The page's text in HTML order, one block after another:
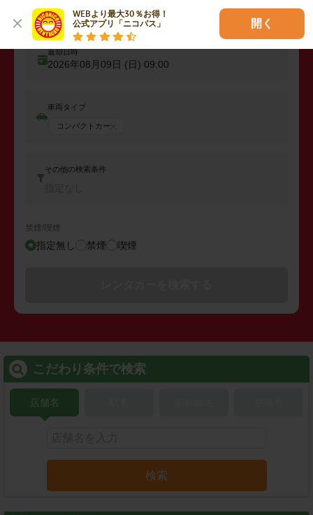
WEBより最大30％お得！
公式アプリ「ニコパス」
開く
出発日時
2026年08月08日 (土) 09:00
返却日時
2026年08月09日 (日) 09:00
車両タイプ
コンパクトカー
その他の検索条件
禁煙/喫煙
指定無し 禁煙 喫煙
こだわり条件で検索
店舗名
検索